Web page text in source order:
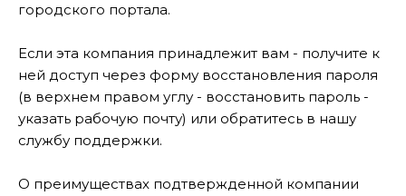
городского портала.
Если эта компания принадлежит вам - получите к
ней доступ через форму восстановления пароля
(в верхнем правом углу - восстановить пароль -
указать рабочую почту) или обратитесь в нашу
службу поддержки.
О преимуществах подтвержденной компании